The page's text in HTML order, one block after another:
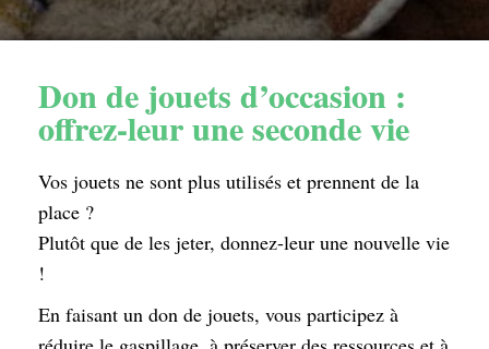
Don de jouets d’occasion :
offrez-leur une seconde vie
Vos jouets ne sont plus utilisés et prennent de la
place ?
Plutôt que de les jeter, donnez-leur une nouvelle vie
!
En faisant un don de jouets, vous participez à